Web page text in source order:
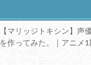
【マリッジトキシン】声
を作ってみた。｜アニメ1